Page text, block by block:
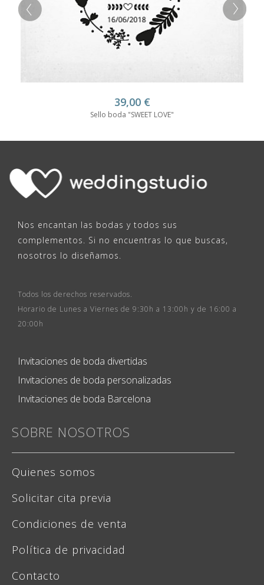
39,00 €
Sello boda "SWEET LOVE"
Nos encantan las bodas y todos sus
complementos. Si no encuentras lo que buscas,
nosotros lo diseñamos.
Todos los derechos reservados.
Horario de Lunes a Viernes de 9:30h a 13:00h y de 16:00 a
20:00h
Invitaciones de boda divertidas
Invitaciones de boda personalizadas
Invitaciones de boda Barcelona
SOBRE NOSOTROS
Quienes somos
Solicitar cita previa
Condiciones de venta
Política de privacidad
Contacto